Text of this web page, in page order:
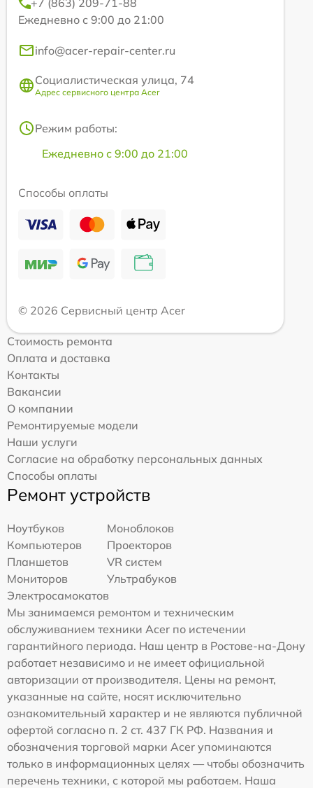
+7 (863) 209-71-88
Ежедневно с 9:00 до 21:00
info@acer-repair-center.ru
Социалистическая улица, 74
Адрес сервисного центра Acer
Режим работы:
Ежедневно с 9:00 до 21:00
Способы оплаты
© 2026 Сервисный центр Acer
Стоимость ремонта
Оплата и доставка
Контакты
Вакансии
О компании
Ремонтируемые модели
Наши услуги
Согласие на обработку персональных данных
Способы оплаты
Ремонт устройств
Ноутбуков
Моноблоков
Компьютеров
Проекторов
Планшетов
VR систем
Мониторов
Ультрабуков
Электросамокатов
Мы занимаемся ремонтом и техническим
обслуживанием техники Acer по истечении
гарантийного периода. Наш центр в Ростове-на-Дону
работает независимо и не имеет официальной
авторизации от производителя. Цены на ремонт,
указанные на сайте, носят исключительно
ознакомительный характер и не являются публичной
офертой согласно п. 2 ст. 437 ГК РФ. Названия и
обозначения торговой марки Acer упоминаются
только в информационных целях — чтобы обозначить
перечень техники, с которой мы работаем. Наша